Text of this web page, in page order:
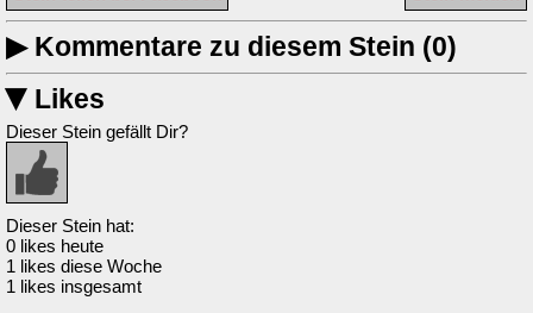
▶Kommentare zu diesem Stein (0)
▶ Likes
Dieser Stein gefällt Dir?
Dieser Stein hat:
0 likes heute
1 likes diese Woche
1 likes insgesamt